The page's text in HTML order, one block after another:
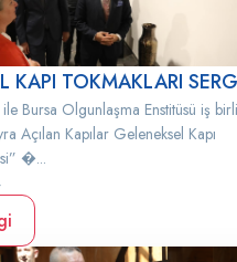
KAPI TOKMAKLARI
Bursa Olgunlaşma Enstitüsü iş
Açılan Kapılar Geleneksel Kapı
�...